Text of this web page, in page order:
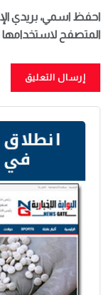
احفظ اسمي، بريدي
المتصفح لاستخدامها